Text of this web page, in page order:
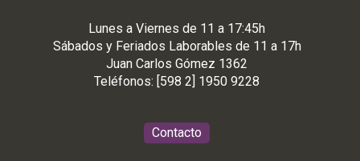
Lunes a Viernes de 11 a 17:45h
Sábados y Feriados Laborables de 11 a 17h
Juan Carlos Gómez 1362
Teléfonos: [598 2] 1950 9228
Contacto